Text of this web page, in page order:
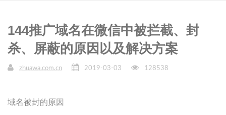
144推广域名在微信中被拦截、封
杀、屏蔽的原因以及解决方案
zhuawa.com.cn 2019-03-03 128538
域名被封的原因